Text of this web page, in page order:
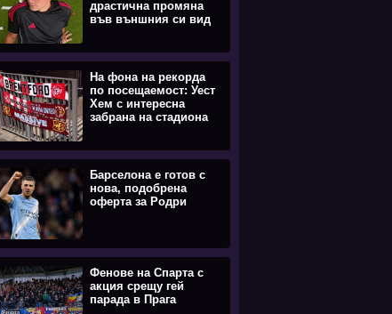
драстична промяна
във външния си вид
На фона на рекорда
по посещаемост: Уест
Хем с интересна
забрана на стадиона
Барселона е готов с
нова, подобрена
оферта за Родри
Фенове на Спарта с
акция срещу гей
парада в Прага